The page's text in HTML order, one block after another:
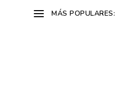
MÁS POPULARES: